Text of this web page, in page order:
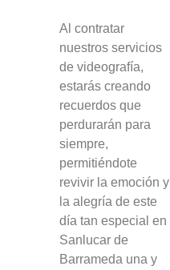
Al contratar
nuestros servicios
de videografía,
estarás creando
recuerdos que
perdurarán para
siempre,
permitiéndote
revivir la emoción y
la alegría de este
día tan especial en
Sanlucar de
Barrameda una y